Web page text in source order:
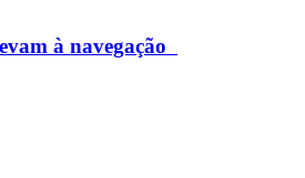
à navegação